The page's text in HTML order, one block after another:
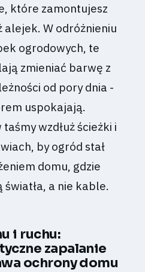
które zamontujesz
alejek. W odróżnieniu
ogrodowych, te
zmieniać barwę z
od pory dnia -
uspokajają.
wzdłuż ścieżki i
by ogród stał
domu, gdzie
a nie kable.
i ruchu:
zapalanie
ochrony domu